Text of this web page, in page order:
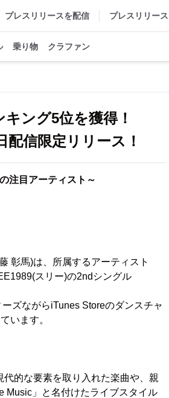
プレスリリースを配信 プレスリリー
乗り物 クラファン
ング5位を獲得！
配信限定リリース！
注目アーティスト～
彰馬)は、所属するアーティスト
スリー)の2ndシングル
ズながらiTunes Storeのダンスチャ
います。
的な要素を取り入れた楽曲や、親
Music」と名付けたライブスタイル